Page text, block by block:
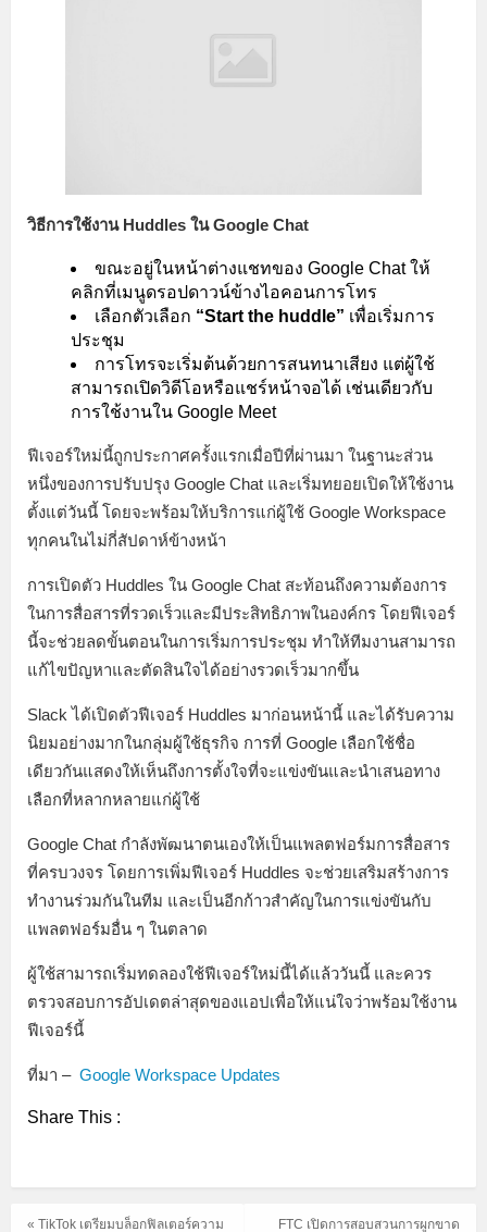
วิธีการใช้งาน Huddles ใน Google Chat
ขณะอยู่ในหน้าต่างแชทของ Google Chat ให้
คลิกที่เมนูดรอปดาวน์ข้างไอคอนการโทร
เลือกตัวเลือก “Start the huddle” เพื่อเริ่มการ
ประชุม
การโทรจะเริ่มต้นด้วยการสนทนาเสียง แต่ผู้ใช้
สามารถเปิดวิดีโอหรือแชร์หน้าจอได้ เช่นเดียวกับ
การใช้งานใน Google Meet
ฟีเจอร์ใหม่นี้ถูกประกาศครั้งแรกเมื่อปีที่ผ่านมา ในฐานะส่วน
หนึ่งของการปรับปรุง Google Chat และเริ่มทยอยเปิดให้ใช้งาน
ตั้งแต่วันนี้ โดยจะพร้อมให้บริการแก่ผู้ใช้ Google Workspace
ทุกคนในไม่กี่สัปดาห์ข้างหน้า
การเปิดตัว Huddles ใน Google Chat สะท้อนถึงความต้องการ
ในการสื่อสารที่รวดเร็วและมีประสิทธิภาพในองค์กร โดยฟีเจอร์
นี้จะช่วยลดขั้นตอนในการเริ่มการประชุม ทำให้ทีมงานสามารถ
แก้ไขปัญหาและตัดสินใจได้อย่างรวดเร็วมากขึ้น
Slack ได้เปิดตัวฟีเจอร์ Huddles มาก่อนหน้านี้ และได้รับความ
นิยมอย่างมากในกลุ่มผู้ใช้ธุรกิจ การที่ Google เลือกใช้ชื่อ
เดียวกันแสดงให้เห็นถึงการตั้งใจที่จะแข่งขันและนำเสนอทาง
เลือกที่หลากหลายแก่ผู้ใช้
Google Chat กำลังพัฒนาตนเองให้เป็นแพลตฟอร์มการสื่อสาร
ที่ครบวงจร โดยการเพิ่มฟีเจอร์ Huddles จะช่วยเสริมสร้างการ
ทำงานร่วมกันในทีม และเป็นอีกก้าวสำคัญในการแข่งขันกับ
แพลตฟอร์มอื่น ๆ ในตลาด
ผู้ใช้สามารถเริ่มทดลองใช้ฟีเจอร์ใหม่นี้ได้แล้ววันนี้ และควร
ตรวจสอบการอัปเดตล่าสุดของแอปเพื่อให้แน่ใจว่าพร้อมใช้งาน
ฟีเจอร์นี้
ที่มา – Google Workspace Updates
Share This :
FTC เปิดการสอบสวนการผูกขาด
« TikTok เตรียมบล็อกฟิลเตอร์ความ